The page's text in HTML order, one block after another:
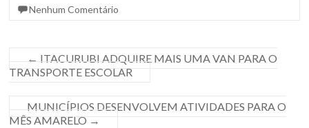
Nenhum Comentário
← ITACURUBI ADQUIRE MAIS UMA VAN PARA O
TRANSPORTE ESCOLAR
MUNICÍPIOS DESENVOLVEM ATIVIDADES PARA O
MÊS AMARELO →